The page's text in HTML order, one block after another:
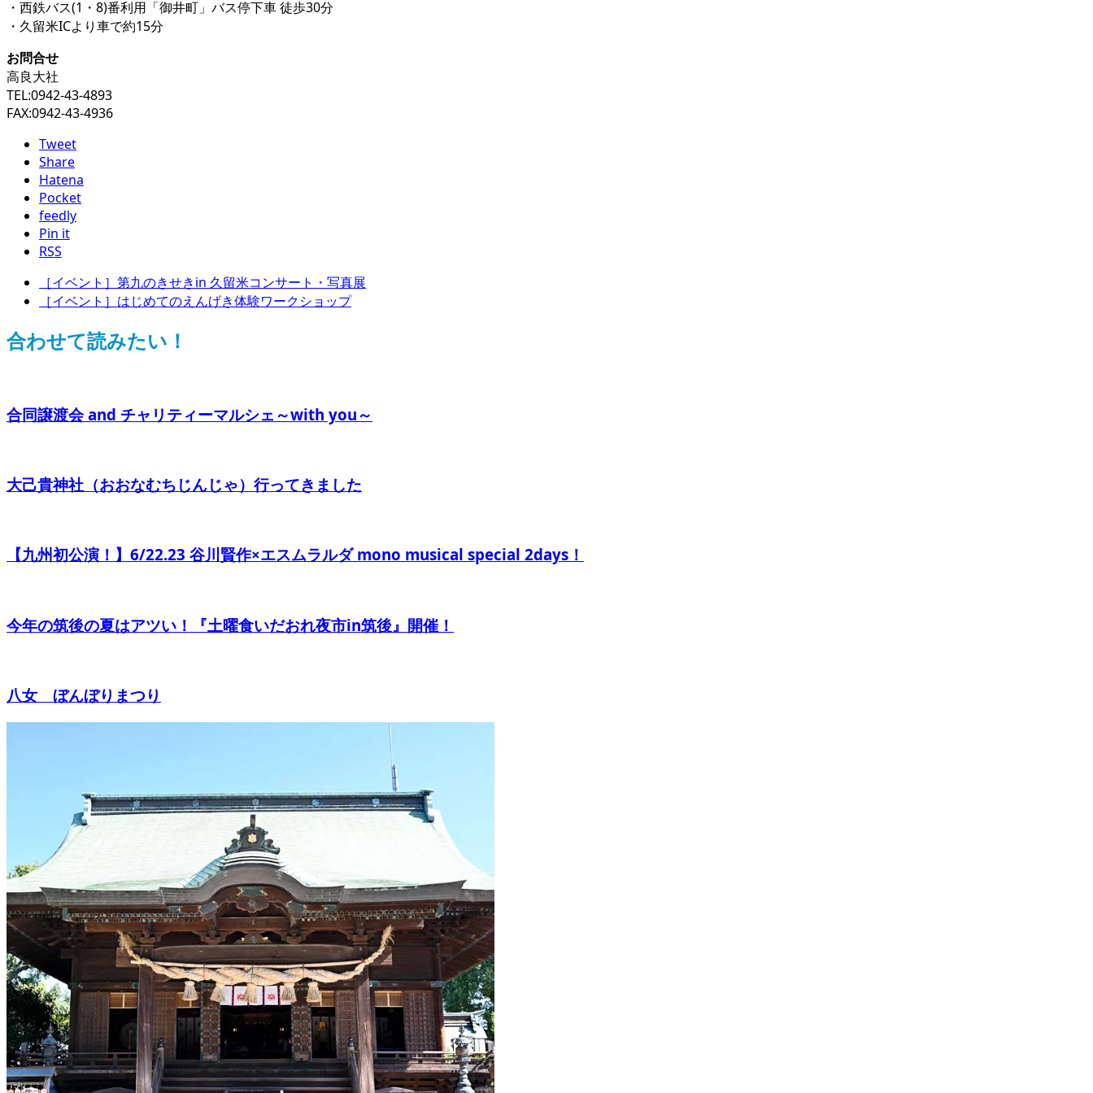
・西鉄バス(1・8)番利用「御井町」バス停下車 徒歩30分
・久留米ICより車で約15分
お問合せ
高良大社
TEL:0942-43-4893
FAX:0942-43-4936
Tweet
Share
Hatena
Pocket
feedly
Pin it
RSS
［イベント］第九のきせきin 久留米コンサート・写真展
［イベント］はじめてのえんげき体験ワークショップ
合わせて読みたい！
合同譲渡会 and チャリティーマルシェ～with you～
大己貴神社（おおなむちじんじゃ）行ってきました
【九州初公演！】6/22.23 谷川賢作×エスムラルダ mono musical special 2days！
今年の筑後の夏はアツい！『土曜食いだおれ夜市in筑後』開催！
八女 ぼんぼりまつり